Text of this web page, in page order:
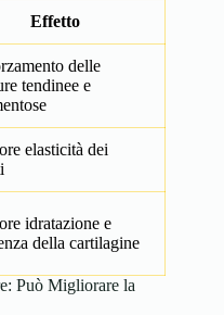
Effetto
delle
tendinee e
elasticità dei
idratazione e
della cartilagine
Può Migliorare la